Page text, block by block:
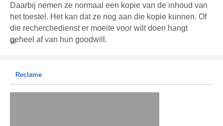
Daarbij nemen ze normaal een kopie van de inhoud van
het toestel. Het kan dat ze nog aan die kopie kunnen. Of
die recherchedienst er moeite voor wilt doen hangt
geheel af van hun goodwill.
Reclame